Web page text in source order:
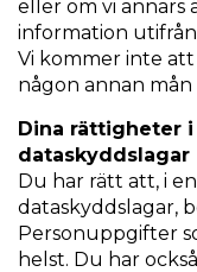
eller om vi annars
information
Vi kommer inte
någon annan mån
Dina rättigheter
dataskyddslagar
Du har rätt att, i
dataskyddslagar,
Personuppgifter
helst. Du har